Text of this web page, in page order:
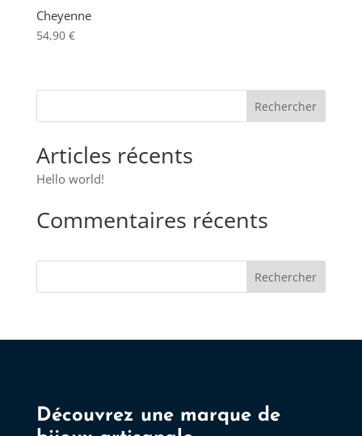
Cheyenne
54,90 €
Articles récents
Hello world!
Commentaires récents
Rechercher
Découvrez une marque de